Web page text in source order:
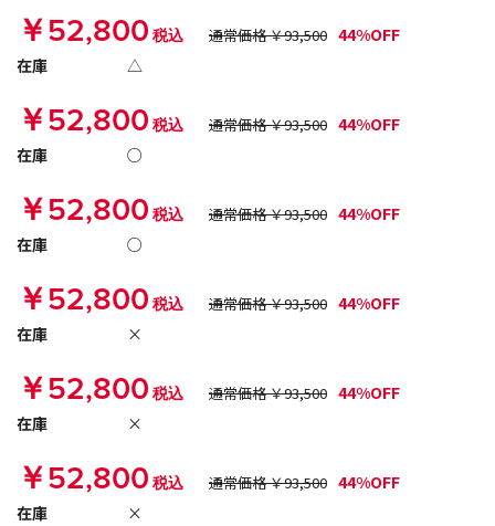
￥52,800税込 通常価格 ￥93,500 44%OFF
在庫
△
￥52,800税込 通常価格 ￥93,500 44%OFF
在庫
○
￥52,800税込 通常価格 ￥93,500 44%OFF
在庫
○
￥52,800税込 通常価格 ￥93,500 44%OFF
在庫
×
￥52,800税込 通常価格 ￥93,500 44%OFF
在庫
×
￥52,800税込 通常価格 ￥93,500 44%OFF
在庫
×